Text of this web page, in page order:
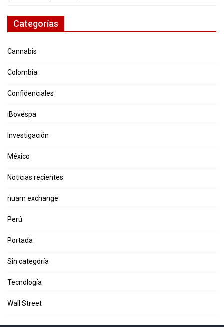
Categorías
Cannabis
Colombia
Confidenciales
iBovespa
Investigación
México
Noticias recientes
nuam exchange
Perú
Portada
Sin categoría
Tecnología
Wall Street